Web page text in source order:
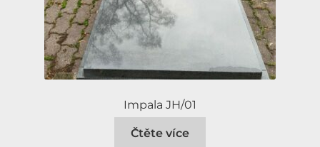
Impala JH/01
Čtěte více